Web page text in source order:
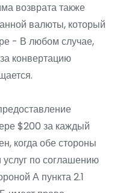
возврата также
валюты, который
- В любом случае,
конвертацию
$200 за каждый
когда обе стороны
услуг по соглашению
А пункта 2.1